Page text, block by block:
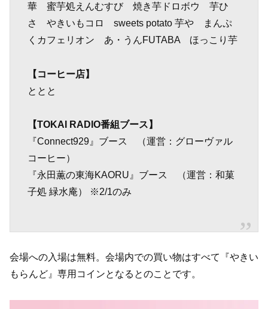
華 蜜芋処えんむすび 焼き芋ドロボウ 芋ひ
さ やきいもコロ sweets potato 芋や まんぷ
くカフェリオン あ・うんFUTABA ほっこり芋
【コーヒー店】
ととと
【TOKAI RADIO番組ブース】
『Connect929』ブース （運営：グローヴァル
コーヒー）
『永田薫の東海KAORU』ブース （運営：和菓
子処 緑水庵） ※2/1のみ
会場への入場は無料。会場内での買い物はすべて『やきい
もらんど』専用コインとなるとのことです。